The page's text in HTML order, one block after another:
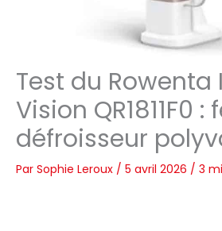
Test du Rowenta
Vision QR1811F0 :
défroisseur
Par Sophie Leroux / 5 avril 2026 / 3